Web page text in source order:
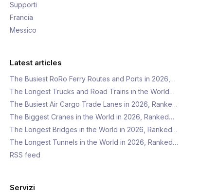
Supporti
Francia
Messico
Latest articles
The Busiest RoRo Ferry Routes and Ports in 2026,…
The Longest Trucks and Road Trains in the World…
The Busiest Air Cargo Trade Lanes in 2026, Ranke…
The Biggest Cranes in the World in 2026, Ranked…
The Longest Bridges in the World in 2026, Ranked…
The Longest Tunnels in the World in 2026, Ranked…
RSS feed
Servizi